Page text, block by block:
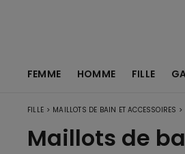
FEMME HOMME FILLE
FILLE > MAILLOTS DE BAIN ET ACCESSOIRES >
Maillots de